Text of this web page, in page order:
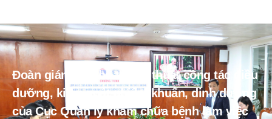
Đoàn giám sát, hỗ trợ kỹ thuật công tác điều
dưỡng, kiểm soát nhiễm khuẩn, dinh dưỡng
của Cục Quản lý khám chữa bệnh làm việc